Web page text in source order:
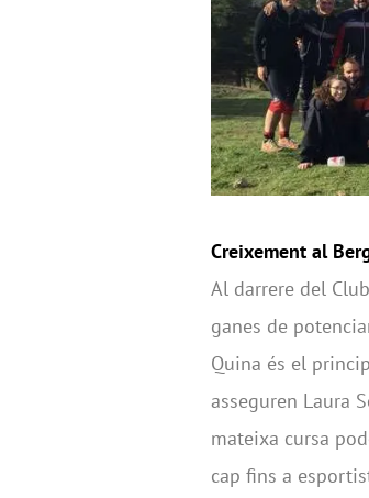
Creixement al
Al darrere del
ganes de
Quina és el
asseguren Laura
mateixa cursa
cap fins a